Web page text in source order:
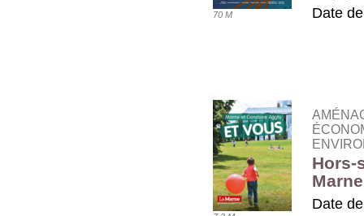
70 M Date
Hors-
Date